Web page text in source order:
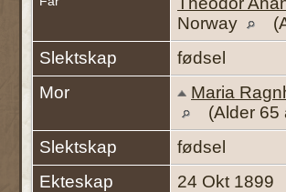
Norway
Slektskap
fødsel
Mor
Maria
(Alder 65
Slektskap
fødsel
Ekteskap
24 Okt 1899